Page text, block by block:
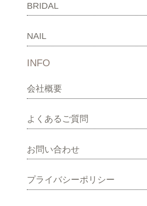
BRIDAL
NAIL
INFO
会社概要
よくあるご質問
お問い合わせ
プライバシーポリシー